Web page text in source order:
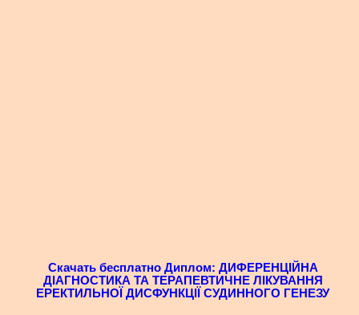
Скачать бесплатно Диплом: ДИФЕРЕНЦІЙНА
ДІАГНОСТИКА ТА ТЕРАПЕВТИЧНЕ ЛІКУВАННЯ
ЕРЕКТИЛЬНОЇ ДИСФУНКЦІЇ СУДИННОГО ГЕНЕЗУ